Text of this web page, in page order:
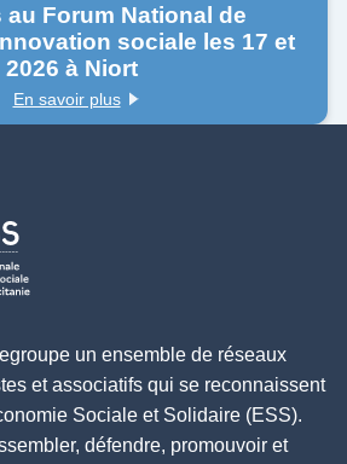
au Forum National de
sociale les 17 et
à Niort
En savoir plus
un ensemble de réseaux
et associatifs qui se reconnaissent
Sociale et Solidaire (ESS).
défendre, promouvoir et